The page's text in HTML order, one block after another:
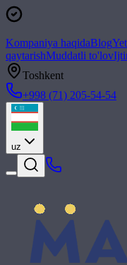
Kompaniya haqidaBlog
qaytarishMuddatli to'lov
Toshkent
+998 (71) 205-54-54
uz